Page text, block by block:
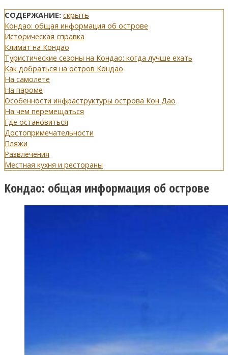
СОДЕРЖАНИЕ: скрыть
Кондао: общая информация об острове
Историческая справка
Климат на Кондао
Туристические сезоны на Кондао: когда лучше ехать
Как добраться на остров Кондао
На самолете
На пароме
Особенности инфраструктуры острова Кон Дао
На чем перемещаться
Где остановиться
Достопримечательности
Пляжи
Развлечения
Местная кухня и рестораны
Кондао: общая информация об острове